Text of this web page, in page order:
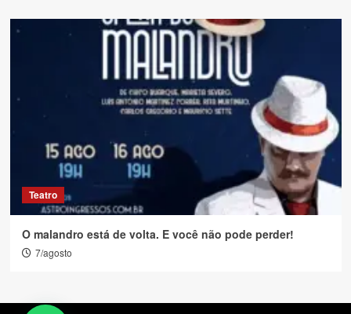
Teatro
O malandro está de volta. E você não pode perder!
7/agosto